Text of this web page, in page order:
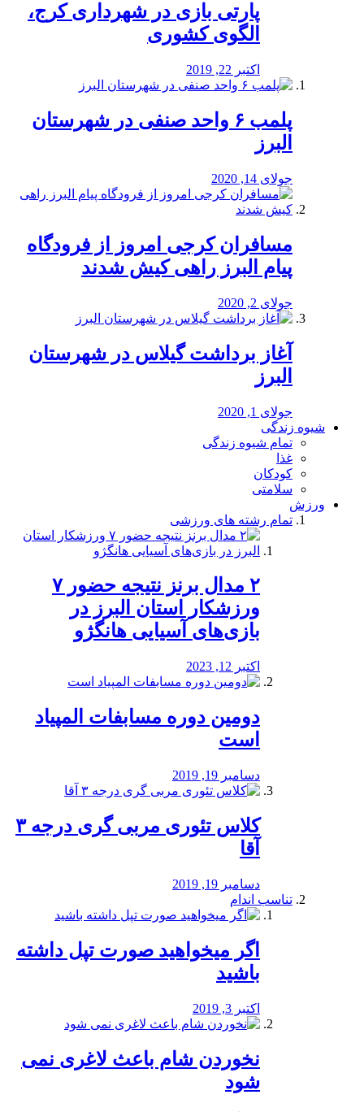
پارتی بازی در شهرداری کرج،
الگوی کشوری
اکتبر 22, 2019
پلمب ۶ واحد صنفی در شهرستان
البرز
جولای 14, 2020
مسافران کرجی امروز از فرودگاه
پیام البرز راهی کیش شدند
جولای 2, 2020
آغاز برداشت گیلاس در شهرستان
البرز
جولای 1, 2020
شیوه زندگی
تمام شیوه زندگی
غذا
کودکان
سلامتی
ورزش
تمام رشته های ورزشی
۲ مدال برنز نتیجه حضور ۷
ورزشکار استان البرز در
بازی‌های آسیایی هانگژو
اکتبر 12, 2023
دومین دوره مسابفات المپیاد
است
دسامبر 19, 2019
کلاس تئوری مربی گری درجه ۳
آقا
دسامبر 19, 2019
تناسب اندام
اگر میخواهید صورت تپل داشته
باشید
اکتبر 3, 2019
نخوردن شام باعث لاغری نمی
‌شود